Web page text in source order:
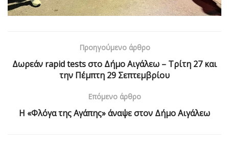
Προηγούμενο άρθρο
Δωρεάν rapid tests στο Δήμο Αιγάλεω – Τρίτη 27 και
την Πέμπτη 29 Σεπτεμβρίου
Επόμενο άρθρο
Η «Φλόγα της Αγάπης» άναψε στον Δήμο Αιγάλεω